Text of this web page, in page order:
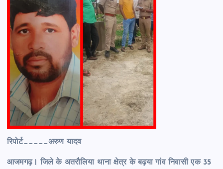
रिपोर्ट_____अरुण यादव
आजमगढ़। जिले के अतरौलिया थाना क्षेत्र के बढ़या गांव निवासी एक 35